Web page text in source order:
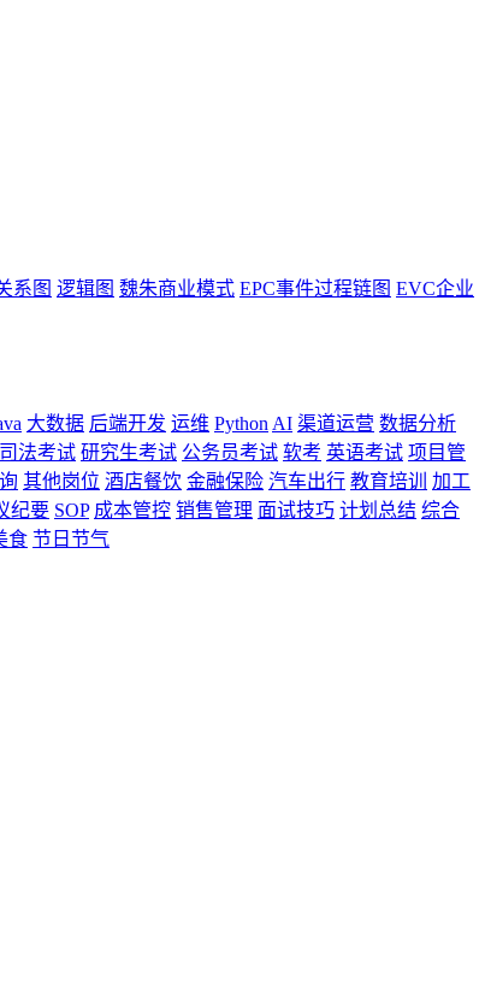
系图 逻辑图 魏朱商业模式 EPC事件过程链图 EVC企业
大数据 后端开发 运维 Python AI 渠道运营 数据分析
司法考试 研究生考试 公务员考试 软考 英语考试 项目管
其他岗位 酒店餐饮 金融保险 汽车出行 教育培训
加工
纪要 SOP 成本管控 销售管理 面试技巧 计划总结 综合
食 节日节气